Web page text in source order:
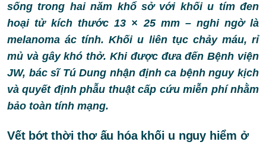
sống trong hai năm khổ sở với khối u tím đen
hoại tử kích thước 13 × 25 mm – nghi ngờ là
melanoma ác tính. Khối u liên tục chảy máu, rỉ
mủ và gây khó thở. Khi được đưa đến Bệnh viện
JW, bác sĩ Tú Dung nhận định ca bệnh nguy kịch
và quyết định phẫu thuật cấp cứu miễn phí nhằm
bảo toàn tính mạng.
Vết bớt thời thơ ấu hóa khối u nguy hiểm ở